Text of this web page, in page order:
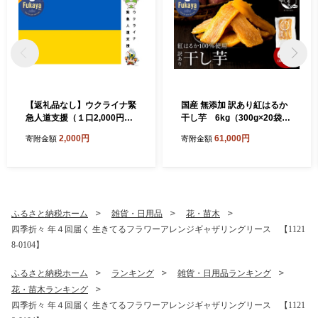
【返礼品なし】ウクライナ緊
急人道支援（１口2,000円よ
寄附金額 2,000円
国産 無添加 訳あり紅はるか
干し芋 6kg（300g×20袋）
寄附金額 61,000円
ふるさと納税ホーム 雑貨・日用品
花・苗木
四季折々 年４回届く 生きてるフラワーアレンジギャザリングリース 【1121
8-0104】
ふるさと納税ホーム ランキング
雑貨・日用品ランキング
花・苗木ランキング
四季折々 年４回届く 生きてるフラワーアレンジギャザリングリース 【1121